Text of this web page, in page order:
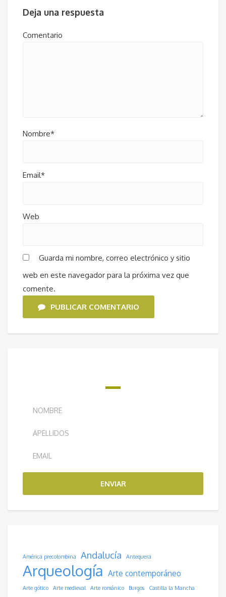
Deja una respuesta
Comentario
Nombre*
Email*
Web
Guarda mi nombre, correo electrónico y sitio
web en este navegador para la próxima vez que
comente.
PUBLICAR COMENTARIO
ENVIAR
América precolombina Andalucía Antequera
Arqueología Arte contemporáneo
Arte gótico Arte medieval Arte románico Burgos Castilla la Mancha